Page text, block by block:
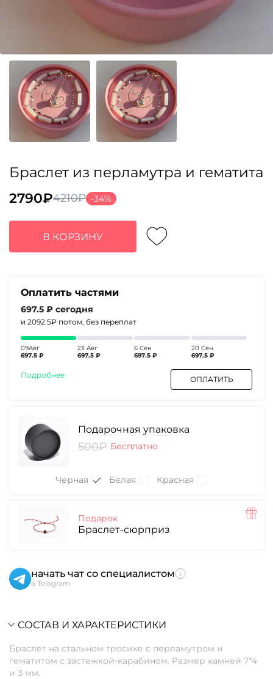
Браслет из перламутра и гематита
4210₽
Первоначальная
цена
составляла
4210₽.
2790₽
Текущая
цена:
2790₽.
-34%
В КОРЗИНУ
Оплатить частями
697.5 ₽ сегодня
и 2092.5₽ потом, без переплат
09Авг
697.5 ₽
23 Авг
697.5 ₽
6 Сен
697.5 ₽
20 Сен
697.5 ₽
Подробнее ОПЛАТИТЬ
Подарочная упаковка
500₽ Бесплатно
Черная Белая Красная
Подарок
Браслет-сюрприз
начать чат со специалистом
в Telegram
СОСТАВ И ХАРАКТЕРИСТИКИ
Браслет на стальном тросике с перламутром и
гематитом с застежкой-карабином. Размер камней 7*4
и 3 мм.